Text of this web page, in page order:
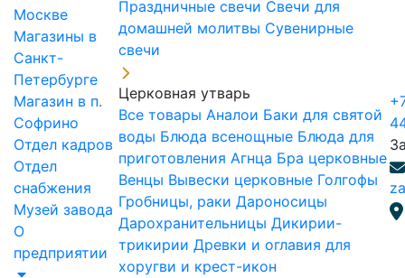
Москве
Магазины в
Санкт-
Петербурге
Магазин в п.
Софрино
Отдел кадров
Отдел
снабжения
Музей завода
О
предприятии
Праздничные свечи Свечи для
домашней молитвы Сувенирные
свечи
Церковная утварь
Все товары Аналои Баки для святой
воды Блюда всенощные Блюда для
приготовления Агнца Бра церковные
Венцы Вывески церковные Голгофы
Гробницы, раки Дароносицы
Дарохранительницы Дикирии-
трикирии Древки и оглавия для
хоругви и крест-икон